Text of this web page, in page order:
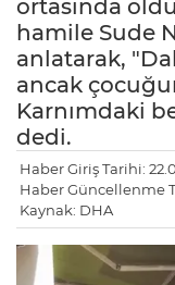
ortasında
hamile Sude
anlatarak,
ancak
Karnımdaki
dedi.
Haber Giriş Tarihi:
Haber Güncellenme
Kaynak: DHA